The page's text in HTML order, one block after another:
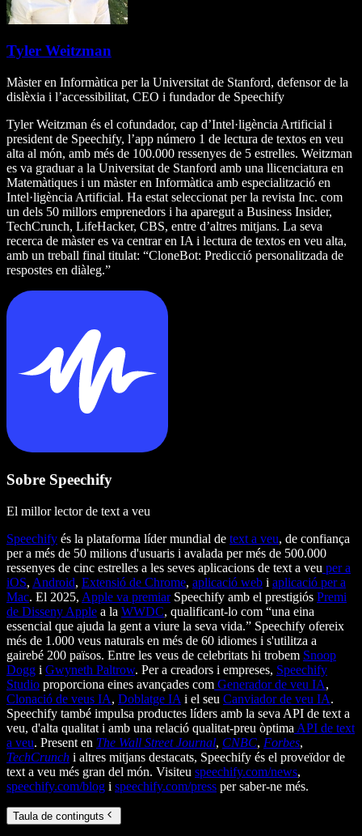
Tyler Weitzman
Màster en Informàtica per la Universitat de Stanford, defensor de la
dislèxia i l’accessibilitat, CEO i fundador de Speechify
Tyler Weitzman és el cofundador, cap d’Intel·ligència Artificial i
president de Speechify, l’app número 1 de lectura de textos en veu
alta al món, amb més de 100.000 ressenyes de 5 estrelles. Weitzman
es va graduar a la Universitat de Stanford amb una llicenciatura en
Matemàtiques i un màster en Informàtica amb especialització en
Intel·ligència Artificial. Ha estat seleccionat per la revista Inc. com
un dels 50 millors emprenedors i ha aparegut a Business Insider,
TechCrunch, LifeHacker, CBS, entre d’altres mitjans. La seva
recerca de màster es va centrar en IA i lectura de textos en veu alta,
amb un treball final titulat: “CloneBot: Predicció personalitzada de
respostes en diàleg.”
Sobre Speechify
El millor lector de text a veu
Speechify és la plataforma líder mundial de text a veu, de confiança
per a més de 50 milions d'usuaris i avalada per més de 500.000
ressenyes de cinc estrelles a les seves aplicacions de text a veu per a
iOS, Android, Extensió de Chrome, aplicació web i aplicació per a
Mac. El 2025, Apple va premiarSpeechify amb el prestigiós Premi
de Disseny Apple a la WWDC, qualificant-lo com “una eina
essencial que ajuda la gent a viure la seva vida.” Speechify ofereix
més de 1.000 veus naturals en més de 60 idiomes i s'utilitza a
gairebé 200 països. Entre les veus de celebritats hi trobem Snoop
Dogg i Gwyneth Paltrow. Per a creadors i empreses, Speechify
Studio proporciona eines avançades com Generador de veu IA,
Clonació de veus IA, Doblatge IA i el seu Canviador de veu IA.
Speechify també impulsa productes líders amb la seva API de text a
veu, d'alta qualitat i amb una relació qualitat-preu òptima API de text
a veu. Present en The Wall Street Journal, CNBC, Forbes,
TechCrunch i altres mitjans destacats, Speechify és el proveïdor de
text a veu més gran del món. Visiteu speechify.com/news,
speechify.com/blog i speechify.com/press per saber-ne més.
Taula de continguts